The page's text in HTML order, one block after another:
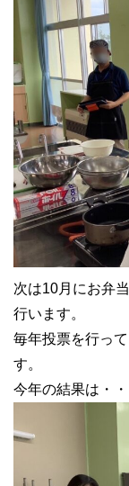
次は10月にお弁
行います。
毎年投票を行っ
す。
今年の結果は・・